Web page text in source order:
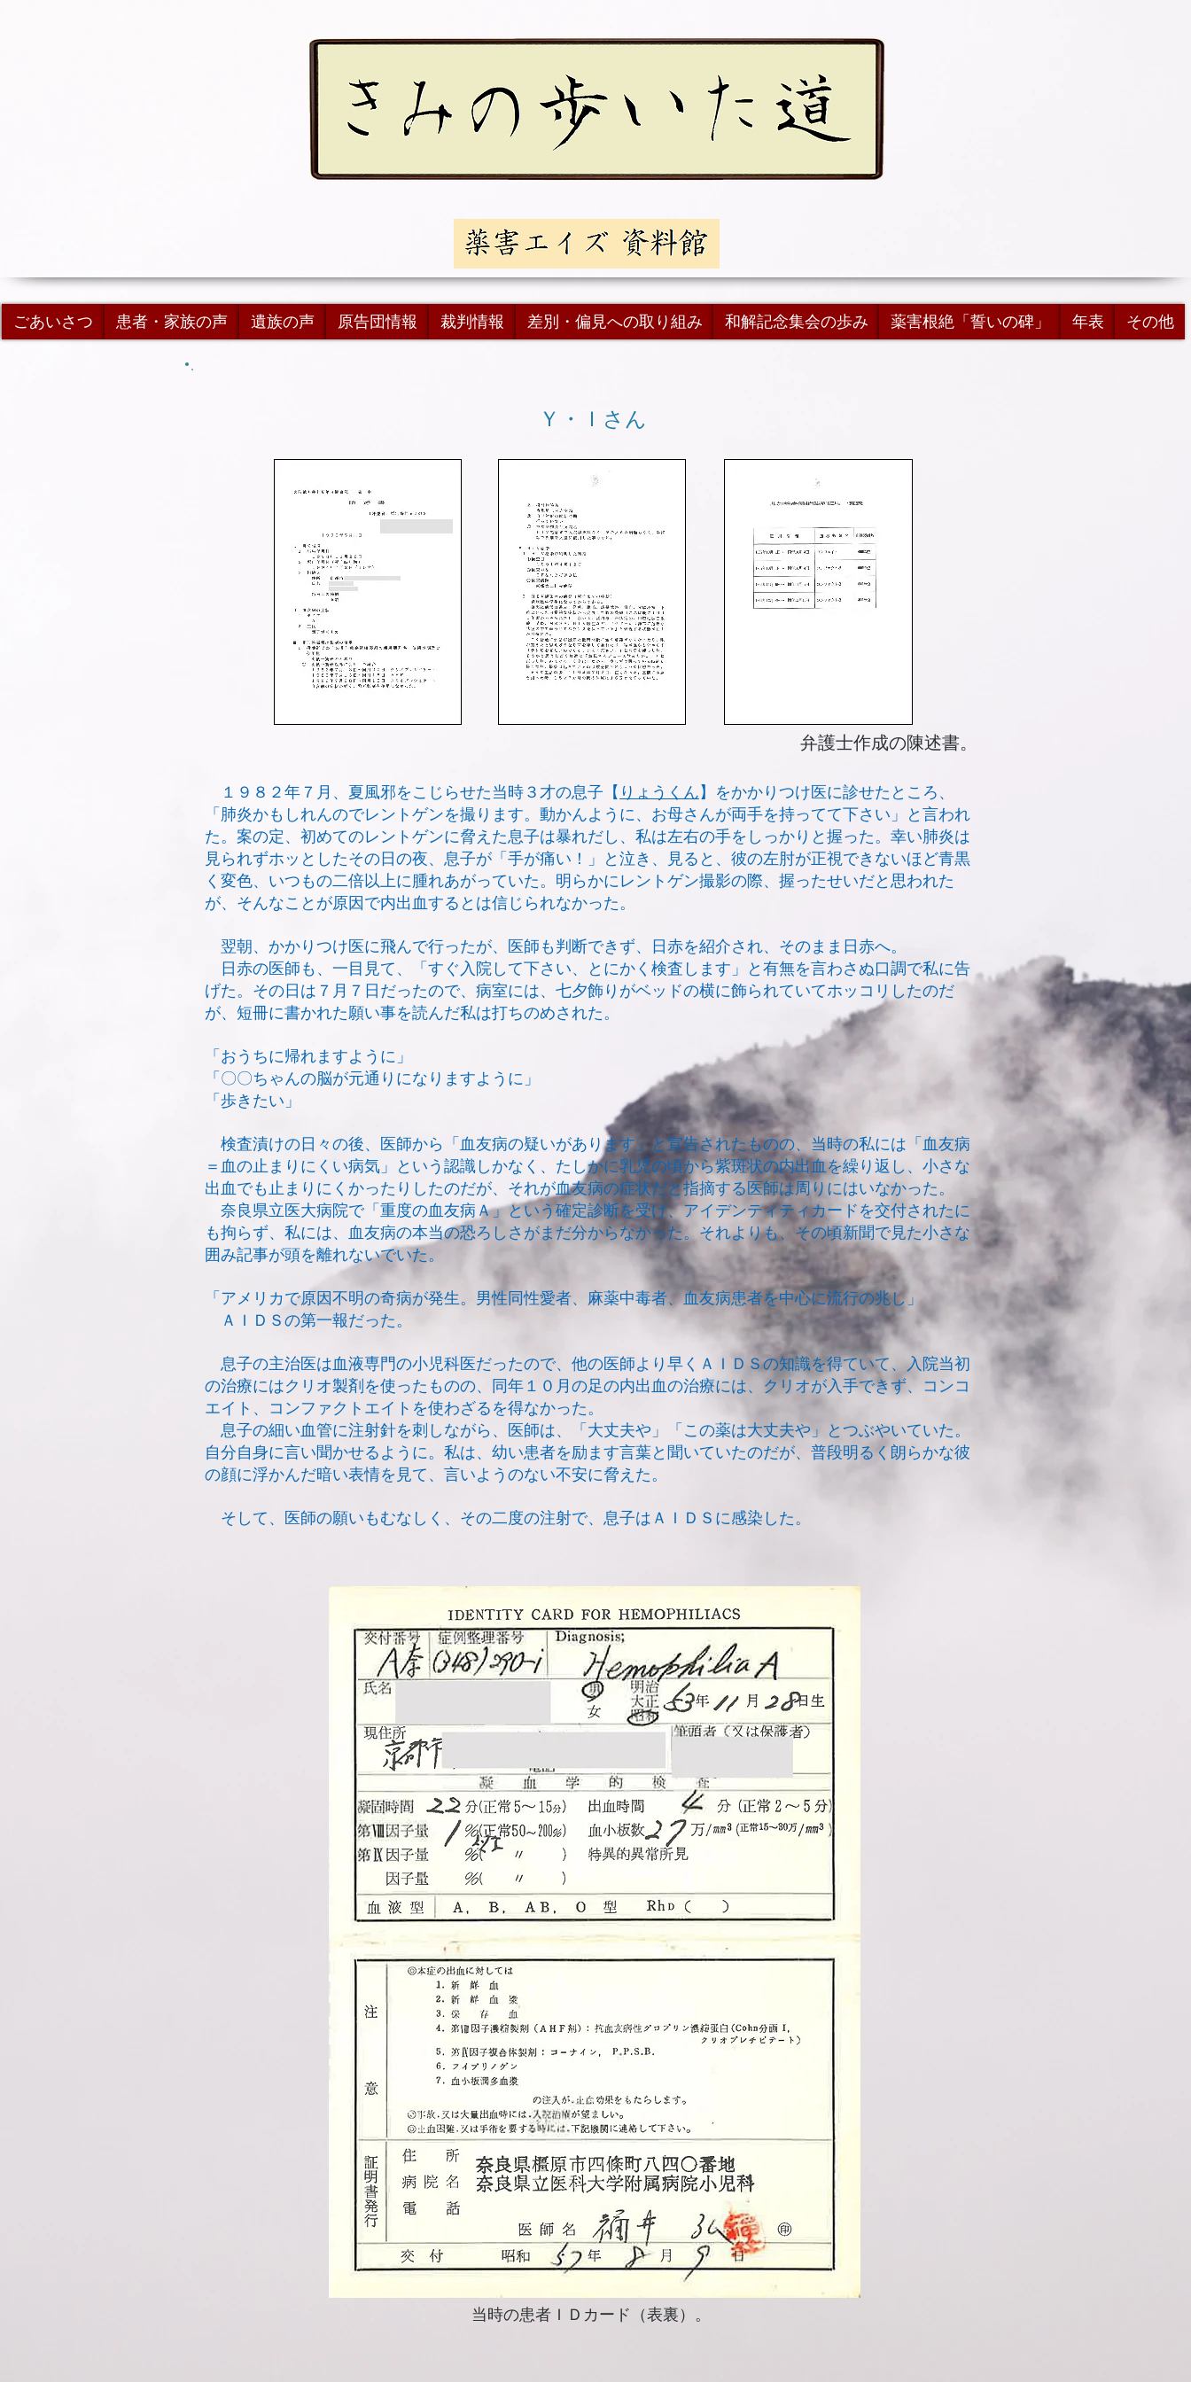
ごあいさつ 患者・家族の声 遺族の声 原告団情報 裁判情報 差別・偏見への取り組み 和解記念集会の歩み 薬害根絶「誓いの碑」 年表 その他
弁護士作成の陳述書。
Ｙ・Ｉさん
１９８２年７月、夏風邪をこじらせた当時３才の息子【 りょうくん 】をかかりつけ医に診せたところ、
「肺炎かもしれんのでレントゲンを撮ります。動かんように、お母さんが両手を持ってて下さい」と言われ
た。案の定、初めてのレントゲンに脅えた息子は暴れだし、私は左右の手をしっかりと握った。幸い肺炎は
見られずホッとしたその日の夜、息子が「手が痛い！」と泣き、見ると、彼の左肘が正視できないほど青黒
く変色、いつもの二倍以上に腫れあがっていた。明らかにレントゲン撮影の際、握ったせいだと思われた
が、そんなことが原因で内出血するとは信じられなかった。
翌朝、かかりつけ医に飛んで行ったが、医師も判断できず、日赤を紹介され、そのまま日赤へ。
日赤の医師も、一目見て、「すぐ入院して下さい、とにかく検査します」と有無を言わさぬ口調で私に告
げた。その日は７月７日だったので、病室には、七夕飾りがベッドの横に飾られていてホッコリしたのだ
が、短冊に書かれた願い事を読んだ私は打ちのめされた。
「おうちに帰れますように」
「〇〇ちゃんの脳が元通りになりますように」
「歩きたい」
検査漬けの日々の後、医師から「血友病の疑いがあります」と宣告されたものの、当時の私には「血友病
＝血の止まりにくい病気」という認識しかなく、たしかに乳児の頃から紫斑状の内出血を繰り返し、小さな
出血でも止まりにくかったりしたのだが、それが血友病の症状だと指摘する医師は周りにはいなかった。
奈良県立医大病院で「重度の血友病Ａ」という確定診断を受け、アイデンティティカードを交付されたに
も拘らず、私には、血友病の本当の恐ろしさがまだ分からなかった。それよりも、その頃新聞で見た小さな
囲み記事が頭を離れないでいた。
「アメリカで原因不明の奇病が発生。男性同性愛者、麻薬中毒者、血友病患者を中心に流行の兆し」
ＡＩＤＳの第一報だった。
息子の主治医は血液専門の小児科医だったので、他の医師より早くＡＩＤＳの知識を得ていて、入院当初
の治療にはクリオ製剤を使ったものの、同年１０月の足の内出血の治療には、クリオが入手できず、コンコ
エイト、コンファクトエイトを使わざるを得なかった。
息子の細い血管に注射針を刺しながら、医師は、「大丈夫や」「この薬は大丈夫や」とつぶやいていた。
自分自身に言い聞かせるように。私は、幼い患者を励ます言葉と聞いていたのだが、普段明るく朗らかな彼
の顔に浮かんだ暗い表情を見て、言いようのない不安に脅えた。
そして、医師の願いもむなしく、その二度の注射で、息子はＡＩＤＳに感染した。
​当時の患者ＩＤカード（表裏）。